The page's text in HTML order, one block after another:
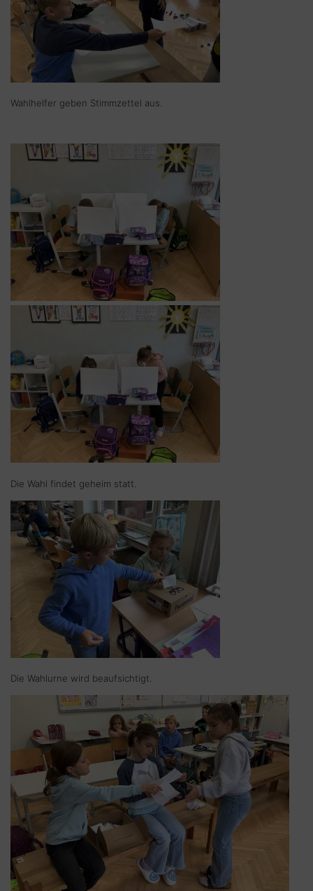
Wahlhelfer geben Stimmzettel aus.
Die Wahl findet geheim statt.
Die Wahlurne wird beaufsichtigt.